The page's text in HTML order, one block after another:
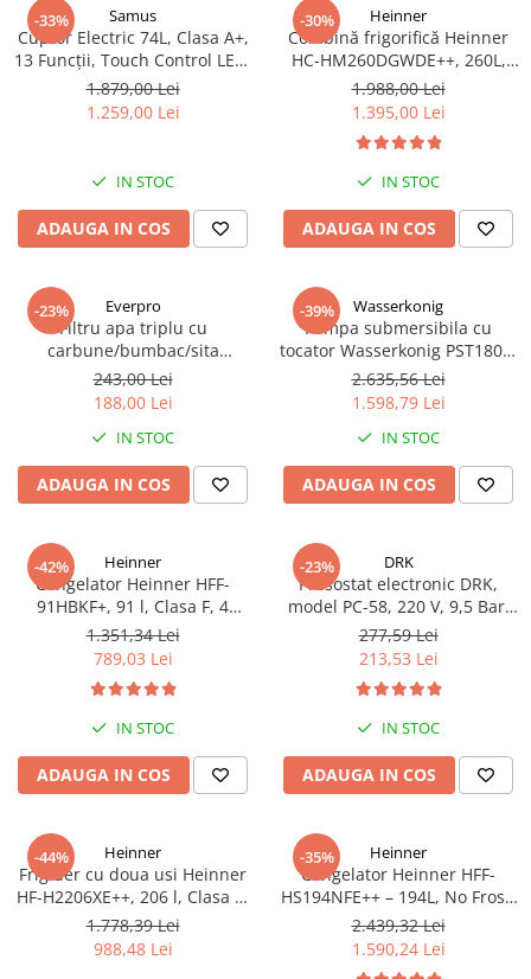
-33% Samus
Cuptor Electric 74L, Clasa A+,
13 Funcții, Touch Control LED,
Panou Sticlă Neagră – Grill,
Convectie 3D, Autocurățare
Catalitică + Accesorii Incluse
1.879,00 Lei
1.259,00 Lei
IN STOC
ADAUGA IN COS
-30% Heinner
Combină frigorifică Heinner
HC-HM260DGWDE++, 260L,
Clasa E, Dozator Apă, Control
Electronic, LED, 180 cm, Gri
Antracit Texturat
1.988,00 Lei
1.395,00 Lei
IN STOC
ADAUGA IN COS
-23% Everpro
Filtru apa triplu cu
carbune/bumbac/sita
3x3/4"*10
243,00 Lei
188,00 Lei
IN STOC
ADAUGA IN COS
-39% Wasserkonig
Pompa submersibila cu
tocator Wasserkonig PST1800,
particule max. 10 mm, putere
1800 W, debit 17500 l/h,
inaltime refulare 11.5 m
2.635,56 Lei
1.598,79 Lei
IN STOC
ADAUGA IN COS
-42% Heinner
Congelator Heinner HFF-
91HBKF+, 91 l, Clasa F, 4
sertare, Control mecanic, H 85
cm, Negru
1.351,34 Lei
789,03 Lei
IN STOC
ADAUGA IN COS
-23% DRK
Presostat electronic DRK,
model PC-58, 220 V, 9,5 Bar,
1Kw, 10A
277,59 Lei
213,53 Lei
IN STOC
ADAUGA IN COS
-44% Heinner
Frigider cu doua usi Heinner
HF-H2206XE++, 206 l, Clasa E,
lumina LED, 3 rafturi de sticla,
H 143 cm, Inox
1.778,39 Lei
988,48 Lei
-35% Heinner
Congelator Heinner HFF-
HS194NFE++ – 194L, No Frost,
6 Compartimente, Control
Electronic
2.439,32 Lei
1.590,24 Lei